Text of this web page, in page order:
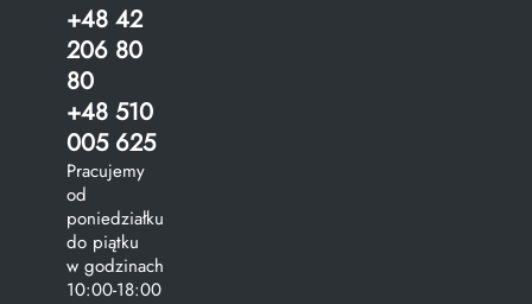
+48 42
206 80
80
+48 510
005 625
Pracujemy
od
poniedziałku
do piątku
w godzinach
10:00-18:00